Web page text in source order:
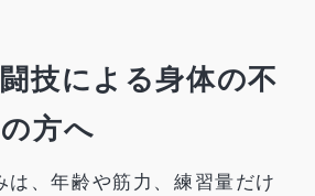
技による身体の不
方へ
は、年齢や筋力、練習量だけ